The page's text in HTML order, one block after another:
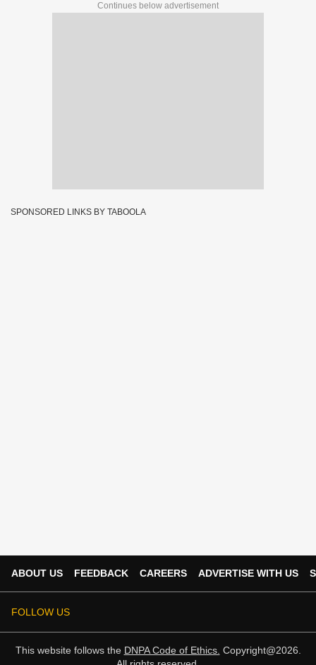
Continues below advertisement
SPONSORED LINKS BY TABOOLA
ABOUT US FEEDBACK CAREERS ADVERTISE WITH US
FOLLOW US
This website follows the DNPA Code of Ethics. Copyright@2026.